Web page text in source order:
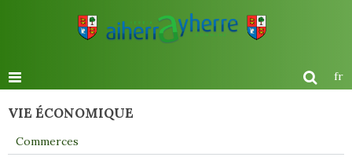
fr
VIE ÉCONOMIQUE
Commerces